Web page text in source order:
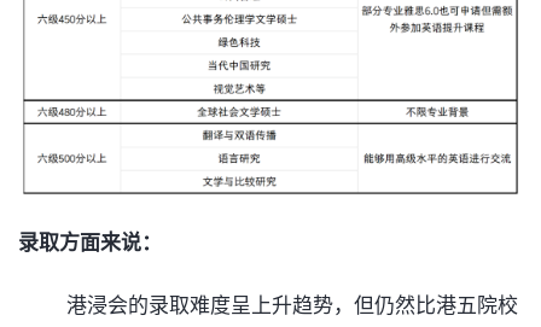
录取方面来说：
港浸会的录取难度呈上升趋势，但仍然比港五院校